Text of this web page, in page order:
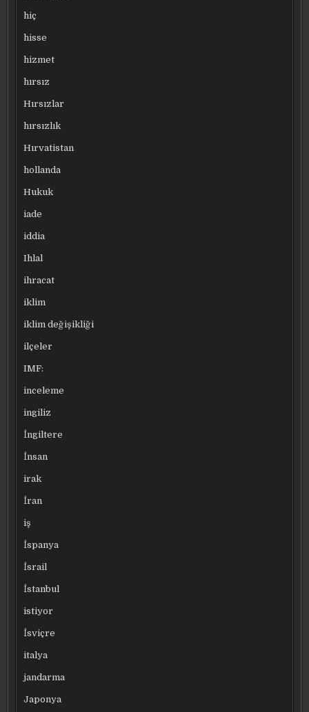
hiç
hisse
hizmet
hırsız
Hırsızlar
hırsızlık
Hırvatistan
hollanda
Hukuk
iade
iddia
Ihlal
ihracat
iklim
iklim değişikliği
ilçeler
IMF:
inceleme
ingiliz
İngiltere
İnsan
irak
İran
iş
İspanya
İsrail
İstanbul
istiyor
İsviçre
italya
jandarma
Japonya